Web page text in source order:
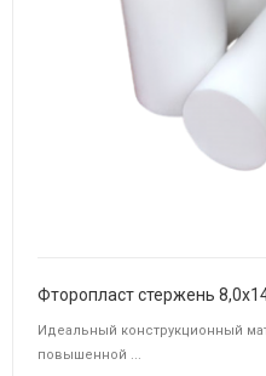
Фторопласт стержень
Идеальный конструкционный
повышенной ...